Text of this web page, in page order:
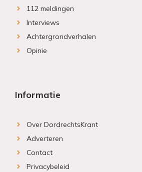
112 meldingen
Interviews
Achtergrondverhalen
Opinie
Informatie
Over DordrechtsKrant
Adverteren
Contact
Privacybeleid